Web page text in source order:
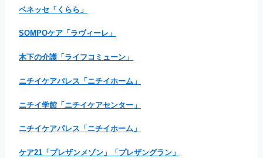
ベネッセ「くらら」
SOMPOケア「ラヴィーレ」
木下の介護「ライフコミューン」
ニチイケアパレス「ニチイホーム」
ニチイ学館「ニチイケアセンター」
ニチイケアパレス「ニチイホーム」
ケア21「プレザンメゾン」「プレザングラン」